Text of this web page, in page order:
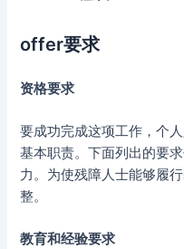
offer要求
资格要求
要成功完成这项工作，个
基本职责。下面列出的要
力。为使残障人士能够履
整。
教育和经验要求